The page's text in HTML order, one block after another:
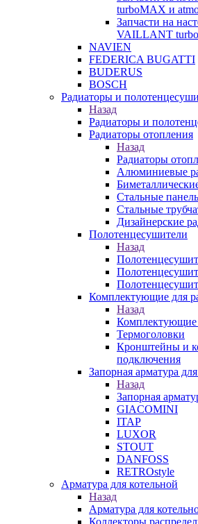
turboMAX и
Запчасти на
VAILLANT
NAVIEN
FEDERICA BUGATTI
BUDERUS
BOSCH
Радиаторы и
Назад
Радиаторы и
Радиаторы отопления
Назад
Радиаторы
Алюминиевые
Стальные
Стальные
Дизайнерские
Полотенцесушители
Назад
Комплектующие для
Назад
Комплектующие
Термоголовки
Кронштейны и
подключения
Запорная арматура
Назад
Запорная
GIACOMINI
ITAP
LUXOR
STOUT
DANFOSS
RETROstyle
Арматура для котельной
Назад
Арматура для
Коллекторы